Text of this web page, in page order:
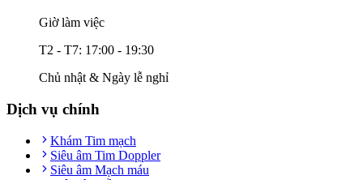
Giờ làm việc
T2 - T7: 17:00 - 19:30
Chủ nhật & Ngày lễ nghỉ
Dịch vụ chính
Khám Tim mạch
Siêu âm Tim Doppler
Siêu âm Mạch máu